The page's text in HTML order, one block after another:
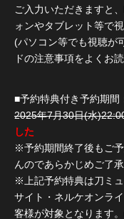
ご入力いただきますと
ォンやタブレット等で
(パソコン等でも視聴が
ドの注意事項をよくお
■予約特典付き予約期間
2025年7月30日(水
した
※予約期間終了後もご
んのであらかじめご了承
※上記予約特典は刀ミ
サイト・ネルケオンラ
客様が対象となります